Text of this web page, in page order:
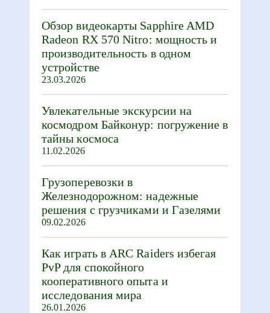
Обзор видеокарты Sapphire AMD
Radeon RX 570 Nitro: мощность и
производительность в одном
устройстве
23.03.2026
Увлекательные экскурсии на
космодром Байконур: погружение в
тайны космоса
11.02.2026
Грузоперевозки в
Железнодорожном: надежные
решения с грузчиками и Газелями
09.02.2026
Как играть в ARC Raiders избегая
PvP для спокойного
кооперативного опыта и
исследования мира
26.01.2026